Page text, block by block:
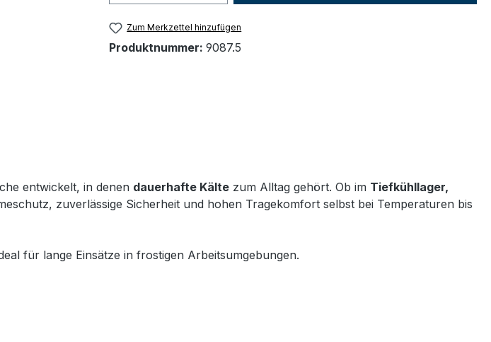
Zum Merkzettel hinzufügen
Produktnummer: 9087.5
entwickelt, in denen dauerhafte Kälte zum Alltag gehört. Ob im Tiefkühllager,
zuverlässige Sicherheit und hohen Tragekomfort selbst bei Temperaturen bis
für lange Einsätze in frostigen Arbeitsumgebungen.